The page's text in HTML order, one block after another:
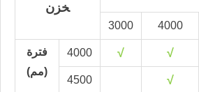
خزن
3000 4000
فترة
(مم)
4000 √ √
4500 √